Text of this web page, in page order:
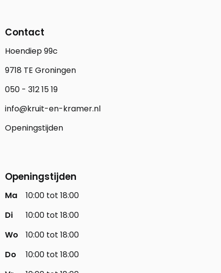
Contact
Hoendiep 99c
9718 TE Groningen
050 - 312 15 19
info@kruit-en-kramer.nl
Openingstijden
Openingstijden
Ma
10:00 tot 18:00
Di
10:00 tot 18:00
Wo
10:00 tot 18:00
Do
10:00 tot 18:00